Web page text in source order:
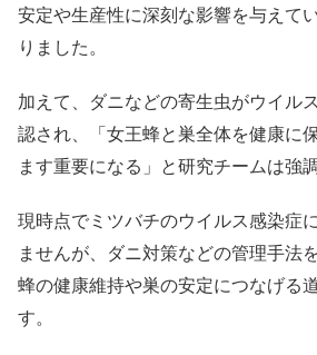
安定や生産性に深刻な影響を与えて
りました。
加えて、ダニなどの寄生虫がウイル
認され、「女王蜂と巣全体を健康に
ます重要になる」と研究チームは強
現時点でミツバチのウイルス感染症
ませんが、ダニ対策などの管理手法
蜂の健康維持や巣の安定につなげる
す。